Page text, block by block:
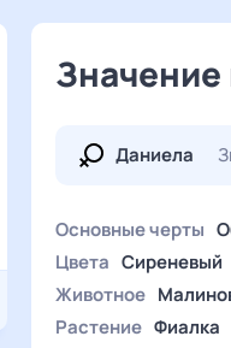
Даниела
Основные черты
Цвета Сиреневый
Животное
Растение Фиалка